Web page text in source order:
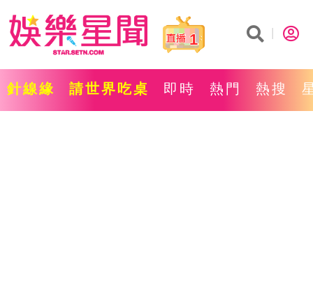
1
針線緣 請世界吃桌 即時 熱門 熱搜